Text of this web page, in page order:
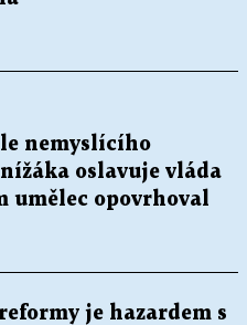
nemyslícího
oslavuje vláda
umělec opovrhoval
je hazardem s